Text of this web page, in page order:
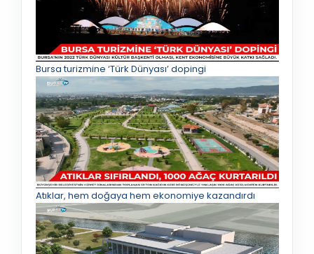
Bursa turizmine ‘Türk Dünyası’ dopingi
Atıklar, hem doğaya hem ekonomiye kazandırdı